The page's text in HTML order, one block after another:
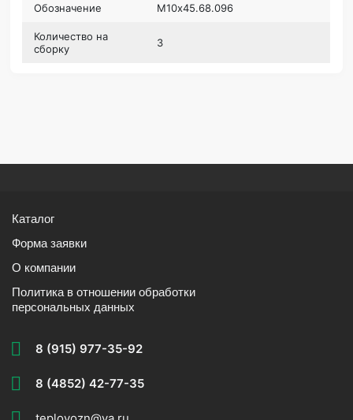
Обозначение М10х45.68.096
Количество на
сборку
3
Каталог
Форма заявки
О компании
Политика в отношении обработки
персональных данных
8 (915) 977-35-92
8 (4852) 42-77-35